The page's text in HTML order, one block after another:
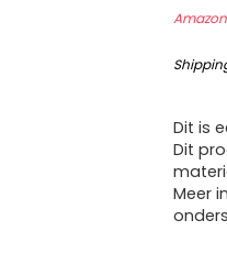
Dit is
Dit
Meer